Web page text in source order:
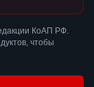
КоАП РФ.
чтобы